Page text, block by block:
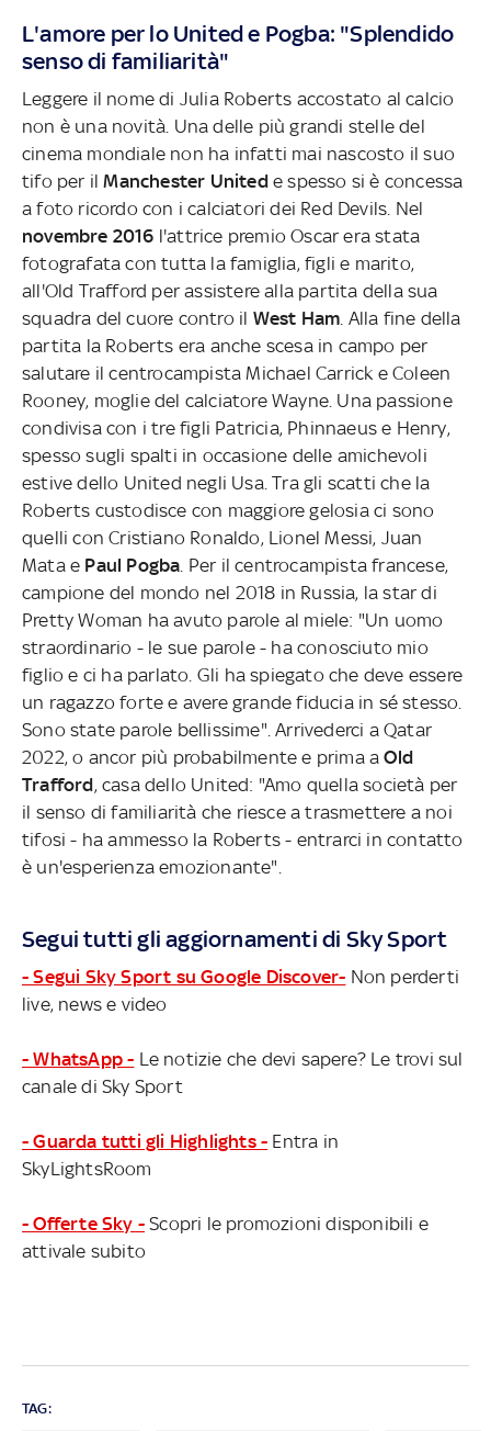
L'amore per lo United e Pogba: "Splendido
senso di familiarità"
Leggere il nome di Julia Roberts accostato al calcio
non è una novità. Una delle più grandi stelle del
cinema mondiale non ha infatti mai nascosto il suo
tifo per ilManchester Unitede spesso si è concessa
a foto ricordo con i calciatori dei Red Devils. Nel
novembre 2016 l'attrice premio Oscar era stata
fotografata con tutta la famiglia, figli e marito,
all'Old Trafford per assistere alla partita della sua
squadra del cuore contro il West Ham . Alla fine della
partita la Roberts era anche scesa in campo per
salutare il centrocampista Michael Carrick e Coleen
Rooney, moglie del calciatore Wayne. Una passione
condivisa con i tre figli Patricia, Phinnaeus e Henry,
spesso sugli spalti in occasione delle amichevoli
estive dello United negli Usa. Tra gli scatti che la
Roberts custodisce con maggiore gelosia ci sono
quelli con Cristiano Ronaldo, Lionel Messi, Juan
Mata e Paul Pogba . Per il centrocampista francese,
campione del mondo nel 2018 in Russia, la star di
Pretty Woman ha avuto parole al miele: "Un uomo
straordinario - le sue parole - ha conosciuto mio
figlio e ci ha parlato. Gli ha spiegato che deve essere
un ragazzo forte e avere grande fiducia in sé stesso.
Sono state parole bellissime". Arrivederci a Qatar
2022, o ancor più probabilmente e prima aOld
Trafford, casa dello United: "Amo quella società per
il senso di familiarità che riesce a trasmettere a noi
tifosi - ha ammesso la Roberts - entrarci in contatto
è un'esperienza emozionante".
Segui tutti gli aggiornamenti di Sky Sport
- Segui Sky Sport su Google Discover- Non perderti
live, news e video
- WhatsApp - Le notizie che devi sapere? Le trovi sul
canale di Sky Sport
- Guarda tutti gli Highlights - Entra in
SkyLightsRoom
- Offerte Sky - Scopri le promozioni disponibili e
attivale subito
TAG: